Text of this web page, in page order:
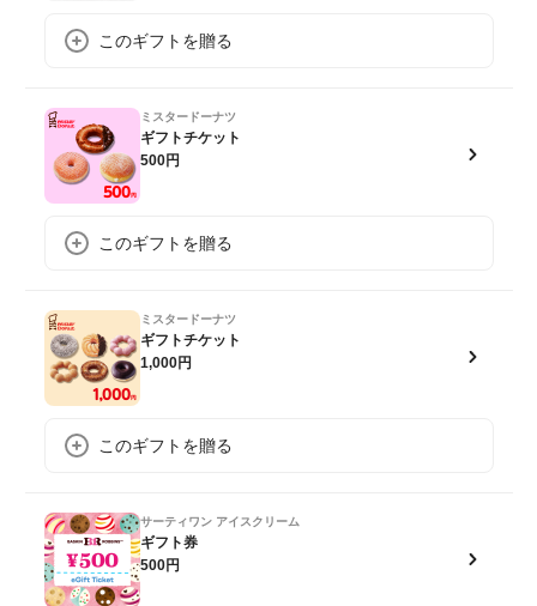
このギフトを贈る
ミスタードーナツ
ギフトチケット
500円
このギフトを贈る
ミスタードーナツ
ギフトチケット
1,000円
このギフトを贈る
サーティワン アイスクリーム
ギフト券
500円